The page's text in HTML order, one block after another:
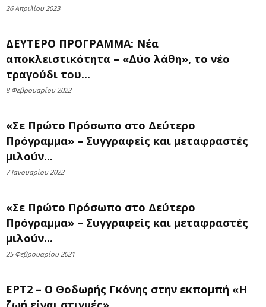
26 Απριλίου 2023
ΔΕΥΤΕΡΟ ΠΡΟΓΡΑΜΜΑ: Νέα
αποκλειστικότητα – «Δύο λάθη», το νέο
τραγούδι του...
8 Φεβρουαρίου 2022
«Σε Πρώτο Πρόσωπο στο Δεύτερο
Πρόγραμμα» – Συγγραφείς και μεταφραστές
μιλούν...
7 Ιανουαρίου 2022
«Σε Πρώτο Πρόσωπο στο Δεύτερο
Πρόγραμμα» – Συγγραφείς και μεταφραστές
μιλούν...
25 Φεβρουαρίου 2021
ΕΡΤ2 – Ο Θοδωρής Γκόνης στην εκπομπή «Η